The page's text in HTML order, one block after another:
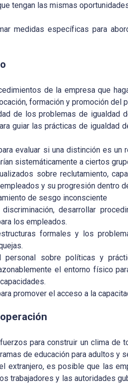
tengan las mismas
medidas específicas para
de la empresa que
formación y promoción del
de los problemas de igualdad
guiar las prácticas de igualdad
evaluar si una distinción es
sistemáticamente a ciertos
sobre reclutamiento,
y su progresión dentro
de sesgo inconsciente
desarrollar
los empleados.
formales y los
personal sobre políticas y
el entorno físico
promover el acceso a la
para construir un clima de
de educación para adultos y
extranjero, es posible que las
trabajadores y las autoridades